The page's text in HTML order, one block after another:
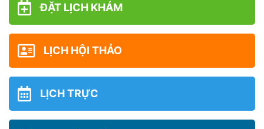
ĐẶT LỊCH KHÁM
LỊCH HỘI THẢO
LỊCH TRỰC